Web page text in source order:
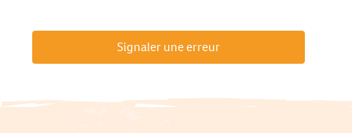
Signaler une erreur